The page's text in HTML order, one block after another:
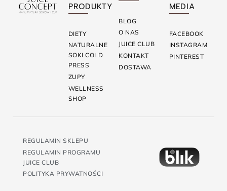
PRODUKTY
DIETY
NATURALNE
SOKI COLD
PRESS
ZUPY
WELLNESS
SHOP
BLOG
O NAS
JUICE CLUB
KONTAKT
DOSTAWA
MEDIA
FACEBOOK
INSTAGRAM
PINTEREST
REGULAMIN SKLEPU
REGULAMIN PROGRAMU
JUICE CLUB
POLITYKA PRYWATNOŚCI